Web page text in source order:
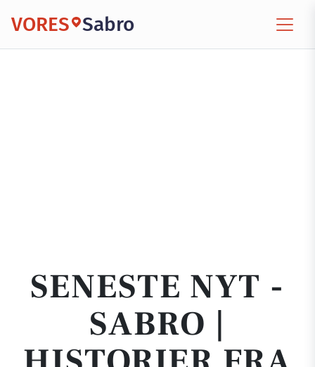
VORES Sabro
SENESTE NYT -
SABRO |